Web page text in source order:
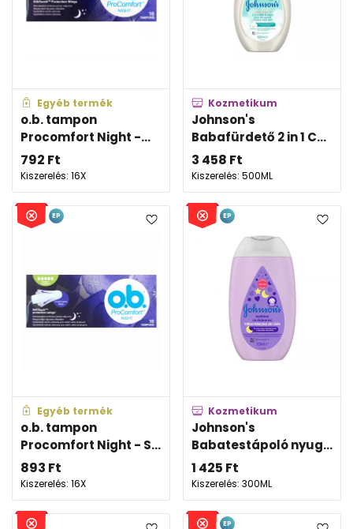
Egyéb termék
o.b. tampon
Procomfort Night -...
792 Ft
Kiszerelés: 16X
Kozmetikum
Johnson's
Babafürdető 2 in 1 C...
3 458 Ft
Kiszerelés: 500ML
Egyéb termék
o.b. tampon
Procomfort Night - S...
893 Ft
Kiszerelés: 16X
EP
Kozmetikum
Johnson's
Babatestápoló nyug...
1 425 Ft
Kiszerelés: 300ML
EP
EP